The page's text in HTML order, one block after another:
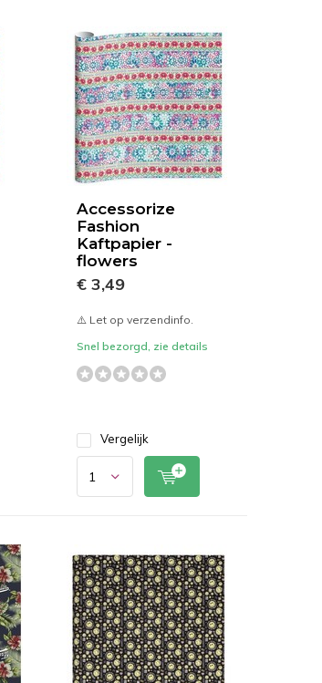
Accessorize
Fashion
Kaftpapier -
flowers
€ 3,49
⚠️ Let op verzendinfo.
Snel bezorgd, zie details
Vergelijk